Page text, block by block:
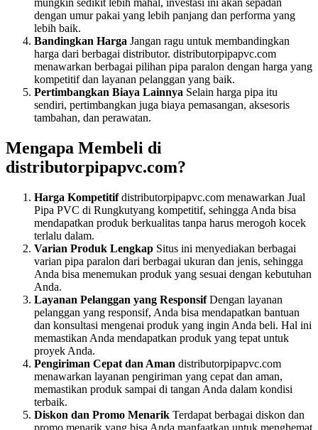
mungkin sedikit lebih mahal, investasi ini akan sepadan
dengan umur pakai yang lebih panjang dan performa yang
lebih baik.
Bandingkan Harga Jangan ragu untuk membandingkan
harga dari berbagai distributor. distributorpipapvc.com
menawarkan berbagai pilihan pipa paralon dengan harga yang
kompetitif dan layanan pelanggan yang baik.
Pertimbangkan Biaya Lainnya Selain harga pipa itu
sendiri, pertimbangkan juga biaya pemasangan, aksesoris
tambahan, dan perawatan.
Mengapa Membeli di
distributorpipapvc.com?
Harga Kompetitifdistributorpipapvc.com menawarkan Jual
Pipa PVC di Rungkutyang kompetitif, sehingga Anda bisa
mendapatkan produk berkualitas tanpa harus merogoh kocek
terlalu dalam.
Varian Produk Lengkap Situs ini menyediakan berbagai
varian pipa paralon dari berbagai ukuran dan jenis, sehingga
Anda bisa menemukan produk yang sesuai dengan kebutuhan
Anda.
Layanan Pelanggan yang ResponsifDengan layanan
pelanggan yang responsif, Anda bisa mendapatkan bantuan
dan konsultasi mengenai produk yang ingin Anda beli. Hal ini
memastikan Anda mendapatkan produk yang tepat untuk
proyek Anda.
Pengiriman Cepat dan Aman distributorpipapvc.com
menawarkan layanan pengiriman yang cepat dan aman,
memastikan produk sampai di tangan Anda dalam kondisi
terbaik.
Diskon dan Promo Menarik Terdapat berbagai diskon dan
promo menarik yang bisa Anda manfaatkan untuk menghemat